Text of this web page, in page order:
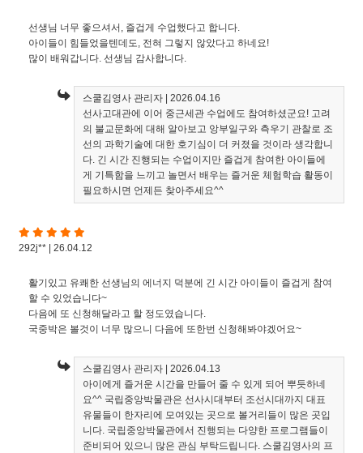
선생님 너무 좋으셔서, 즐겁게 수업했다고 합니다.
아이들이 힘들었을텐데도, 전혀 그렇지 않았다고 하네요!
많이 배워갑니다. 선생님 감사합니다.
스쿨김영사 관리자| 2026.04.16
선사고대관에 이어 중근세관 수업에도 참여하셨군요! 고려
의 불교문화에 대해 알아보고 앙부일구와 측우기 관찰로 조
선의 과학기술에 대한 호기심이 더 커졌을 것이라 생각합니
다. 긴 시간 진행되는 수업이지만 즐겁게 참여한 아이들에
게 기특함을 느끼고 놀면서 배우는 즐거운 체험학습 활동이
필요하시면 언제든 찾아주세요^^
292j** | 26.04.12
활기있고 유쾌한 선생님의 에너지 덕분에 긴 시간 아이들이 즐겁게 참여
할 수 있었습니다~
다음에 또 신청해달라고 할 정도였습니다.
국중박은 볼것이 너무 많으니 다음에 또한번 신청해봐야겠어요~
스쿨김영사 관리자| 2026.04.13
아이에게 즐거운 시간을 만들어 줄 수 있게 되어 뿌듯하네
요^^ 국립중앙박물관은 선사시대부터 조선시대까지 대표
유물들이 한자리에 모여있는 곳으로 볼거리들이 많은 곳입
니다. 국립중앙박물관에서 진행되는 다양한 프로그램들이
준비되어 있으니 많은 관심 부탁드립니다. 스쿨김영사의 프